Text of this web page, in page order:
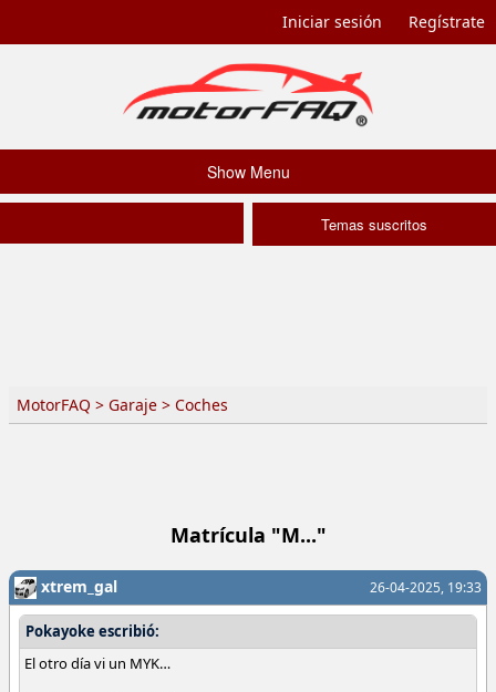
Iniciar sesión Regístrate
Show Menu
Temas suscritos
MotorFAQ > Garaje > Coches
Matrícula "M..."
26-04-2025, 19:33
xtrem_gal
Pokayoke escribió:
El otro día vi un MYK…